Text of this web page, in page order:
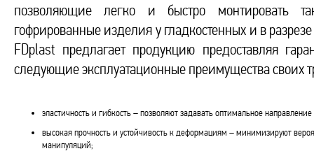
позволяющие легко и быстро монтировать
гофрированные изделия у гладкостенных и в
FDplast предлагает продукцию предоставляя
следующие эксплуатационные преимущества своих
эластичность и гибкость – позволяют задавать оптимальное
высокая прочность и устойчивость к деформациям – минимизируют
манипуляций;